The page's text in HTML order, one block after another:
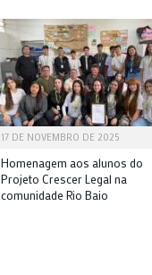
17 DE NOVEMBRO DE 2025
Homenagem aos alunos do
Projeto Crescer Legal na
comunidade Rio Baio